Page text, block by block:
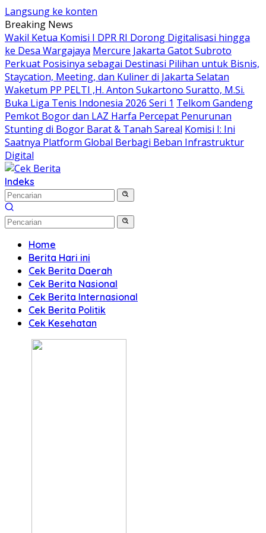
Langsung ke konten
Breaking News
Wakil Ketua Komisi I DPR RI Dorong Digitalisasi hingga
ke Desa Wargajaya Mercure Jakarta Gatot Subroto
Perkuat Posisinya sebagai Destinasi Pilihan untuk Bisnis,
Staycation, Meeting, dan Kuliner di Jakarta Selatan
Waketum PP PELTI ,H. Anton Sukartono Suratto, M.Si.
Buka Liga Tenis Indonesia 2026 Seri 1 Telkom Gandeng
Pemkot Bogor dan LAZ Harfa Percepat Penurunan
Stunting di Bogor Barat & Tanah Sareal Komisi I: Ini
Saatnya Platform Global Berbagi Beban Infrastruktur
Digital
Indeks
Home
Berita Hari ini
Cek Berita Daerah
Cek Berita Nasional
Cek Berita Internasional
Cek Berita Politik
Cek Kesehatan